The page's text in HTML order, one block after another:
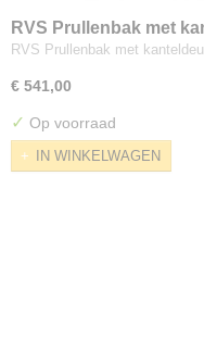
Werkbank
Werkblad los
Trolley - Regaalwagen
RVS Prullenbak met
RVS Prullenbak met
€ 541,00
✓ Op voorraad
IN WINKELWAGEN